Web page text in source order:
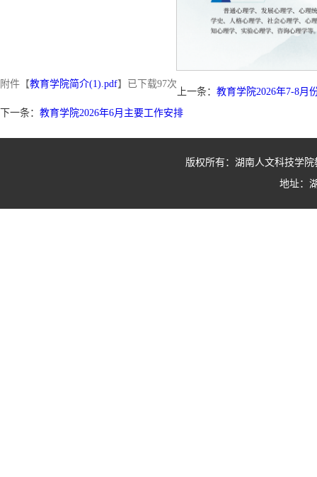
附件【教育学院简介(1).pdf】已下载97次
上一条： 教育学院2026年7-8月
下一条： 教育学院2026年6月主要工作安排
版权所有：湖南人文科技学院
地址：